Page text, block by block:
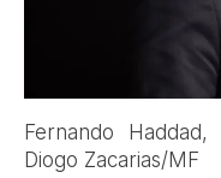
Fernando
Diogo Zacarias/MF